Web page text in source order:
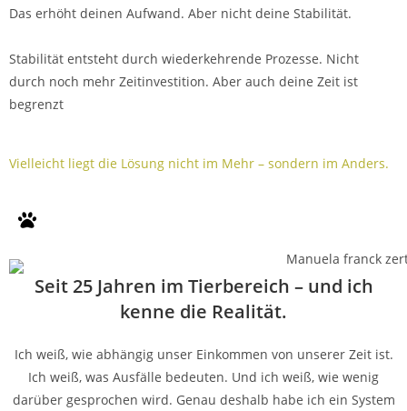
Das erhöht deinen Aufwand. Aber nicht deine Stabilität.
Stabilität entsteht durch wiederkehrende Prozesse. Nicht
durch noch mehr Zeitinvestition. Aber auch deine Zeit ist
begrenzt
Vielleicht liegt die Lösung nicht im Mehr – sondern im Anders.
Seit 25 Jahren im Tierbereich – und ich
kenne die Realität.
Ich weiß, wie abhängig unser Einkommen von unserer Zeit ist.
Ich weiß, was Ausfälle bedeuten. Und ich weiß, wie wenig
darüber gesprochen wird. Genau deshalb habe ich ein System